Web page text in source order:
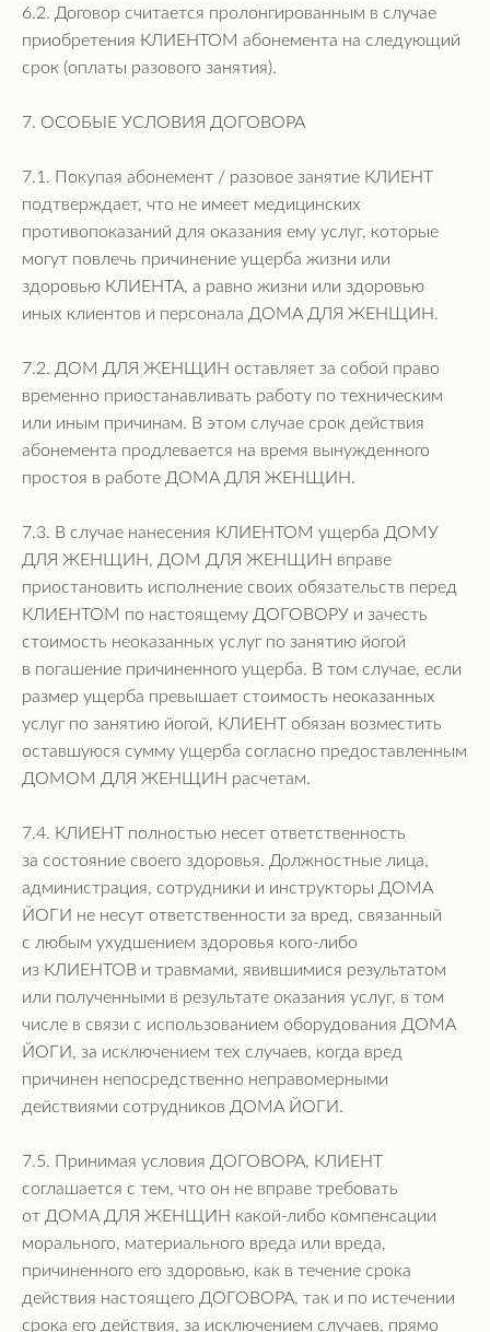
6.2. Договор считается пролонгированным в случае
приобретения КЛИЕНТОМ абонемента на следующий
срок (оплаты разового занятия).
7. ОСОБЫЕ УСЛОВИЯ ДОГОВОРА
7.1. Покупая абонемент / разовое занятие КЛИЕНТ
подтверждает, что не имеет медицинских
противопоказаний для оказания ему услуг, которые
могут повлечь причинение ущерба жизни или
здоровью КЛИЕНТА, а равно жизни или здоровью
иных клиентов и персонала ДОМА ДЛЯ ЖЕНЩИН.
7.2. ДОМ ДЛЯ ЖЕНЩИН оставляет за собой право
временно приостанавливать работу по техническим
или иным причинам. В этом случае срок действия
абонемента продлевается на время вынужденного
простоя в работе ДОМА ДЛЯ ЖЕНЩИН.
7.3. В случае нанесения КЛИЕНТОМ ущерба ДОМУ
ДЛЯ ЖЕНЩИН, ДОМ ДЛЯ ЖЕНЩИН вправе
приостановить исполнение своих обязательств перед
КЛИЕНТОМ по настоящему ДОГОВОРУ и зачесть
стоимость неоказанных услуг по занятию йогой
в погашение причиненного ущерба. В том случае, если
размер ущерба превышает стоимость неоказанных
услуг по занятию йогой, КЛИЕНТ обязан возместить
оставшуюся сумму ущерба согласно предоставленным
ДОМОМ ДЛЯ ЖЕНЩИН расчетам.
7.4. КЛИЕНТ полностью несет ответственность
за состояние своего здоровья. Должностные лица,
администрация, сотрудники и инструкторы ДОМА
ЙОГИ не несут ответственности за вред, связанный
с любым ухудшением здоровья кого-либо
из КЛИЕНТОВ и травмами, явившимися результатом
или полученными в результате оказания услуг, в том
числе в связи с использованием оборудования ДОМА
ЙОГИ, за исключением тех случаев, когда вред
причинен непосредственно неправомерными
действиями сотрудников ДОМА ЙОГИ.
7.5. Принимая условия ДОГОВОРА, КЛИЕНТ
соглашается с тем, что он не вправе требовать
от ДОМА ДЛЯ ЖЕНЩИН какой-либо компенсации
морального, материального вреда или вреда,
причиненного его здоровью, как в течение срока
действия настоящего ДОГОВОРА, так и по истечении
срока его действия, за исключением случаев, прямо